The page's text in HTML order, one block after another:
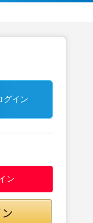
グイン
ン